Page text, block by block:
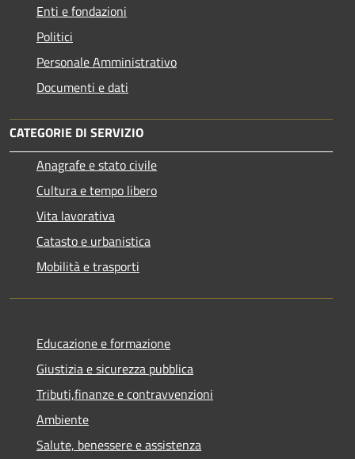
Enti e fondazioni
Politici
Personale Amministrativo
Documenti e dati
CATEGORIE DI SERVIZIO
Anagrafe e stato civile
Cultura e tempo libero
Vita lavorativa
Catasto e urbanistica
Mobilità e trasporti
Educazione e formazione
Giustizia e sicurezza pubblica
Tributi,finanze e contravvenzioni
Ambiente
Salute, benessere e assistenza